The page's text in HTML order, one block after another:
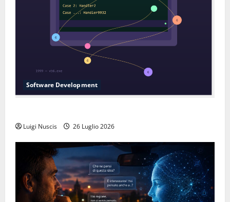
Software Development
Luigi Nuscis 26 Luglio 2026